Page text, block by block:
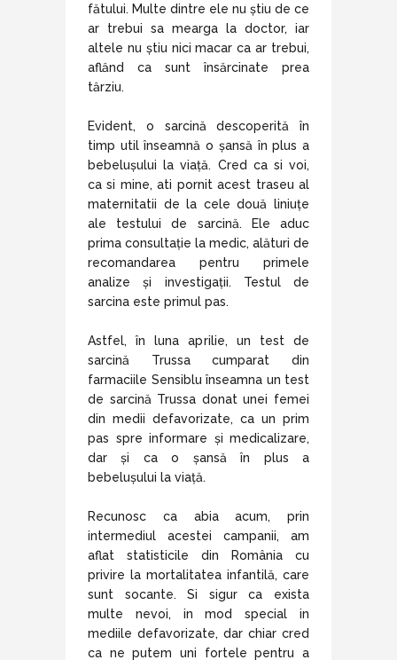
fătului. Multe dintre ele nu știu de ce
ar trebui sa mearga la doctor, iar
altele nu știu nici macar ca ar trebui,
aflȃnd ca sunt însărcinate prea
tȃrziu.
Evident, o sarcină descoperită în
timp util înseamnă o șansă în plus a
bebelușului la viață. Cred ca si voi,
ca si mine, ati pornit acest traseu al
maternitatii de la cele două liniuțe
ale testului de sarcină. Ele aduc
prima consultație la medic, alături de
recomandarea pentru primele
analize și investigații. Testul de
sarcina este primul pas.
Astfel, în luna aprilie, un test de
sarcină Trussa cumparat din
farmaciile Sensiblu înseamna un test
de sarcină Trussa donat unei femei
din medii defavorizate, ca un prim
pas spre informare și medicalizare,
dar și ca o șansă în plus a
bebelușului la viață.
Recunosc ca abia acum, prin
intermediul acestei campanii, am
aflat statisticile din România cu
privire la mortalitatea infantilă, care
sunt socante. Si sigur ca exista
multe nevoi, in mod special in
mediile defavorizate, dar chiar cred
ca ne putem uni fortele pentru a